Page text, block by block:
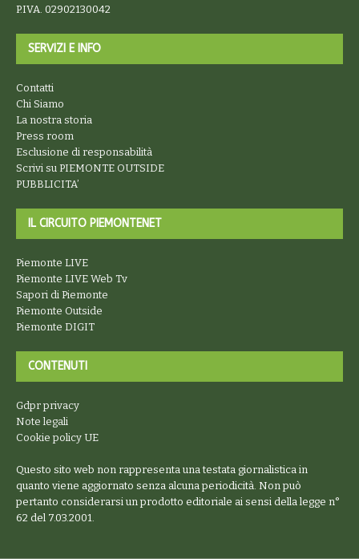
P.IVA. 02902130042
SERVIZI E INFO
Contatti
Chi Siamo
La nostra storia
Press room
Esclusione di responsabilità
Scrivi su PIEMONTE OUTSIDE
PUBBLICITA’
IL CIRCUITO PIEMONTENET
Piemonte LIVE
Piemonte LIVE Web Tv
Sapori di Piemonte
Piemonte Outside
Piemonte DIGIT
CONTENUTI
Gdpr privacy
Note legali
Cookie policy UE
Questo sito web non rappresenta una testata giornalistica in
quanto viene aggiornato senza alcuna periodicità. Non può
pertanto considerarsi un prodotto editoriale ai sensi della legge n°
62 del 7.03.2001.